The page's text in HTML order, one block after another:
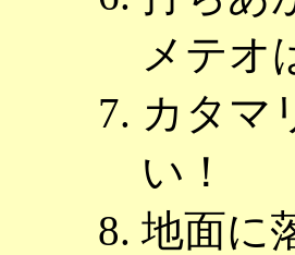
メテオ
カタマ
い！
地面に